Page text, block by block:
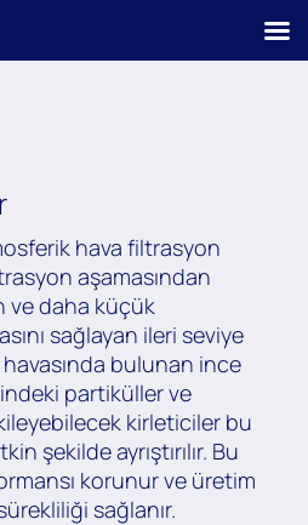
hava filtrasyon
aşamasından
ve daha küçük
sağlayan ileri seviye
bulunan ince
partiküller ve
kirleticiler bu
şekilde ayrıştırılır. Bu
korunur ve üretim
sağlanır.